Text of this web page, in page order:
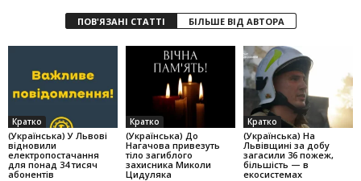
ПОВ'ЯЗАНІ СТАТТІ БІЛЬШЕ ВІД АВТОРА
Кратко
(Українська) У Львові
відновили
електропостачання
для понад 34 тисяч
абонентів
Кратко
(Українська) До
Нагачова привезуть
тіло загиблого
захисника Миколи
Цидуляка
Кратко
(Українська) На
Львівщині за добу
загасили 36 пожеж,
більшість — в
екосистемах